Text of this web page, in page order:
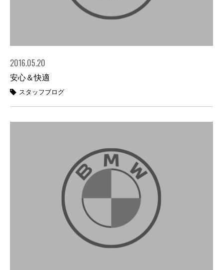
2016.05.20
安心＆快適
スタッフブログ